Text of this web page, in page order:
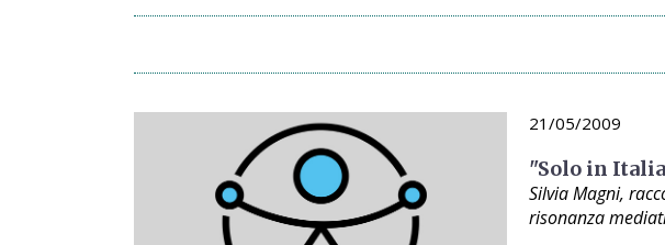
Archivio notizie 21/05/2009
"Solo in
Silvia Magni,
risonanza